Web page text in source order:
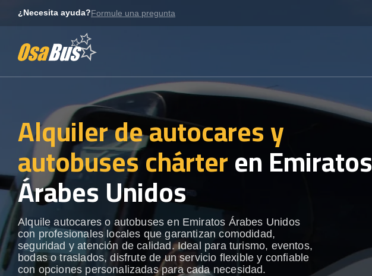
¿Necesita ayuda?Formule una pregunta
Alquiler de autocares y
autobuses chárteren Emiratos
Árabes Unidos
Alquile autocares o autobuses en Emiratos Árabes Unidos
con profesionales locales que garantizan comodidad,
seguridad y atención de calidad. Ideal para turismo, eventos,
bodas o traslados, disfrute de un servicio flexible y confiable
con opciones personalizadas para cada necesidad.